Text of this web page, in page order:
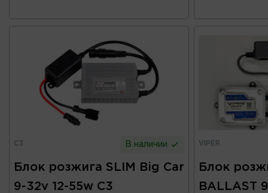
C3 В наличии
Блок розжига SLIM Big Car
9-32v 12-55w C3
VIPER
Блок
BALLAST